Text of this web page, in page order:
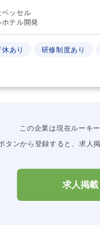
ッセル
テル開発
あり 研修制度あり
この企業は現在ルーキ
タンから登録すると、求人
求人掲